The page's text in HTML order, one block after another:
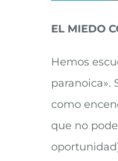
EL MIEDO
Hemos
paranoica».
como
que no